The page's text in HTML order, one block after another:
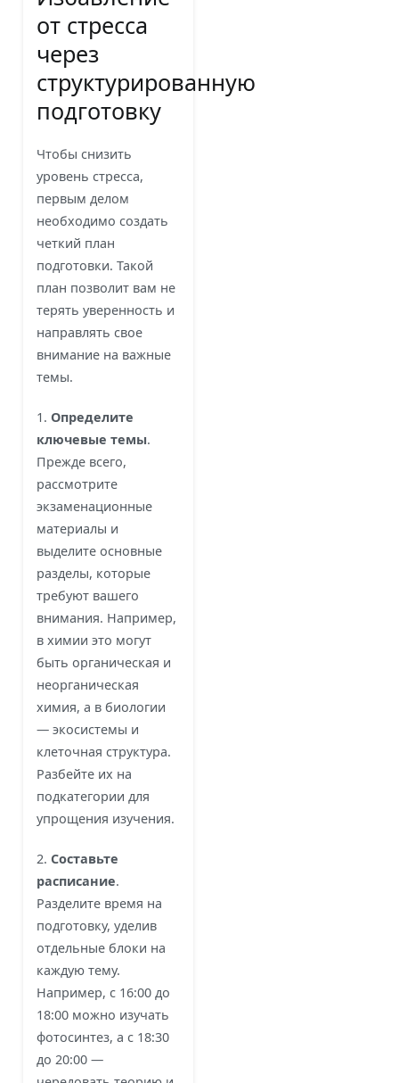
от стресса
через
структурированную
подготовку
Чтобы снизить
уровень стресса,
первым делом
необходимо создать
четкий план
подготовки. Такой
план позволит вам не
терять уверенность и
направлять свое
внимание на важные
темы.
1. Определите
ключевые темы.
Прежде всего,
рассмотрите
экзаменационные
материалы и
выделите основные
разделы, которые
требуют вашего
внимания. Например,
в химии это могут
быть органическая и
неорганическая
химия, а в биологии
— экосистемы и
клеточная структура.
Разбейте их на
подкатегории для
упрощения изучения.
2. Составьте
расписание.
Разделите время на
подготовку, уделив
отдельные блоки на
каждую тему.
Например, с 16:00 до
18:00 можно изучать
фотосинтез, а с 18:30
до 20:00 —